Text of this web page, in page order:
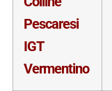
Pescaresi
IGT
Vermentino